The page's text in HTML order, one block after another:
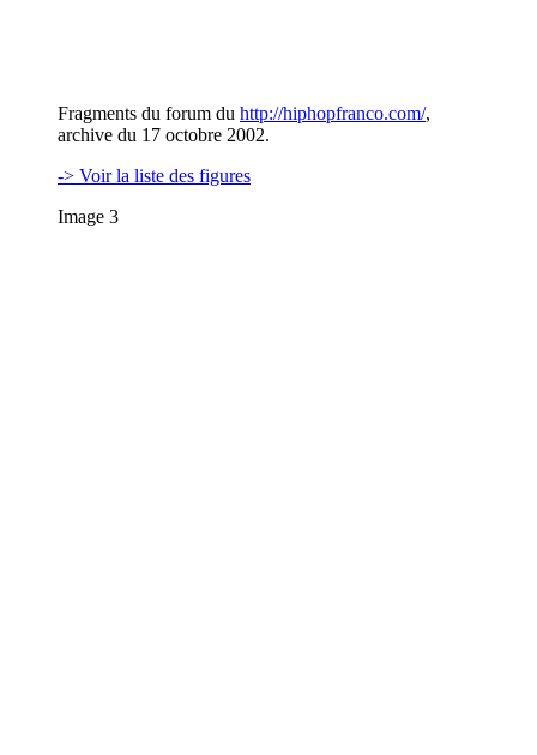
Fragments du forum du http://hiphopfranco.com/,
archive du 17 octobre 2002.
-> Voir la liste des figures
Image 3